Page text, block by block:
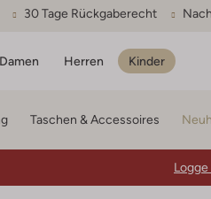
30 Tage Rückgaberecht
Damen Herren Kinder
Taschen & Accessoires